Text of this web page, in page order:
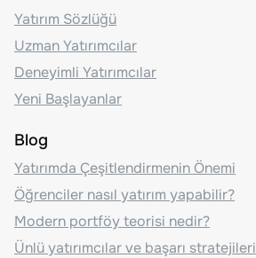
Yatırım Sözlüğü
Uzman Yatırımcılar
Deneyimli Yatırımcılar
Yeni Başlayanlar
Blog
Yatırımda Çeşitlendirmenin Önemi
Öğrenciler nasıl yatırım yapabilir?
Modern portföy teorisi nedir?
Ünlü yatırımcılar ve başarı stratejileri